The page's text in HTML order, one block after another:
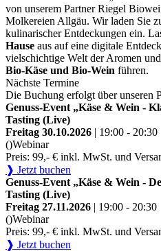
von unserem Partner Riegel
Molkereien Allgäu. Wir laden Sie
kulinarischer Entdeckungen ein.
Hause aus auf eine digitale
vielschichtige Welt der Aromen
Bio-Käse und Bio-Wein führen.
Nächste Termine
Die Buchung erfolgt über unseren
Genuss-Event „Käse & Wein -
Tasting (Live)
Freitag 30.10.2026 | 19:00 - 20:30
()Webinar
Preis: 99,- € inkl. MwSt. und
❱ Jetzt buchen
Genuss-Event „Käse & Wein -
Tasting (Live)
Freitag 27.11.2026 | 19:00 - 20:30
()Webinar
Preis: 99,- € inkl. MwSt. und
❱ Jetzt buchen